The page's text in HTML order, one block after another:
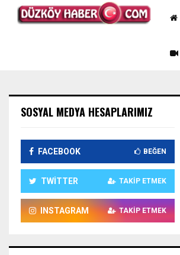
SOSYAL MEDYA HESAPLARIMIZ
FACEBOOK BEĞEN
TWITTER TAKIP ETMEK
INSTAGRAM TAKIP ETMEK